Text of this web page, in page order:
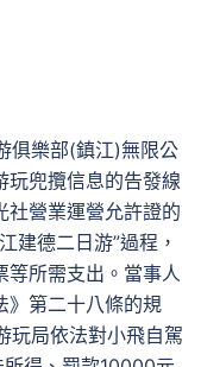
俱樂部(鎮江)無限公
玩兜攬信息的告發線
社營業運營允許證的
建德二日游”過程，
等所需支出。當事人
》第二十八條的規
玩局依法對小飛自駕